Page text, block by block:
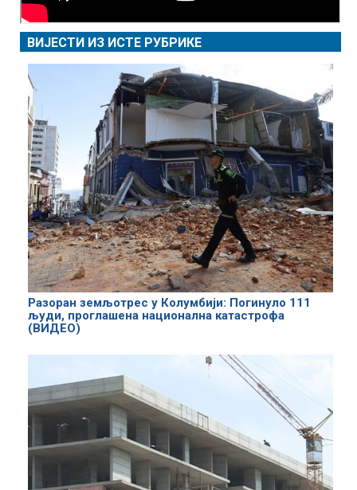
ВИЈЕСТИ ИЗ ИСТЕ РУБРИКЕ
Разоран земљотрес у Колумбији: Погинуло 111
људи, проглашена национална катастрофа
(ВИДЕО)